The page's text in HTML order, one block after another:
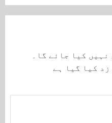
کیا جائے گا۔
کیا گیا ہے